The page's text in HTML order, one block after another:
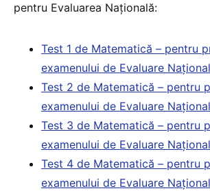
pentru Evaluarea Națională:
Test 1 de Matematică – pentru
examenului de Evaluare
Test 2 de Matematică – pentru
examenului de Evaluare
Test 3 de Matematică – pentru
examenului de Evaluare
Test 4 de Matematică – pentru
examenului de Evaluare